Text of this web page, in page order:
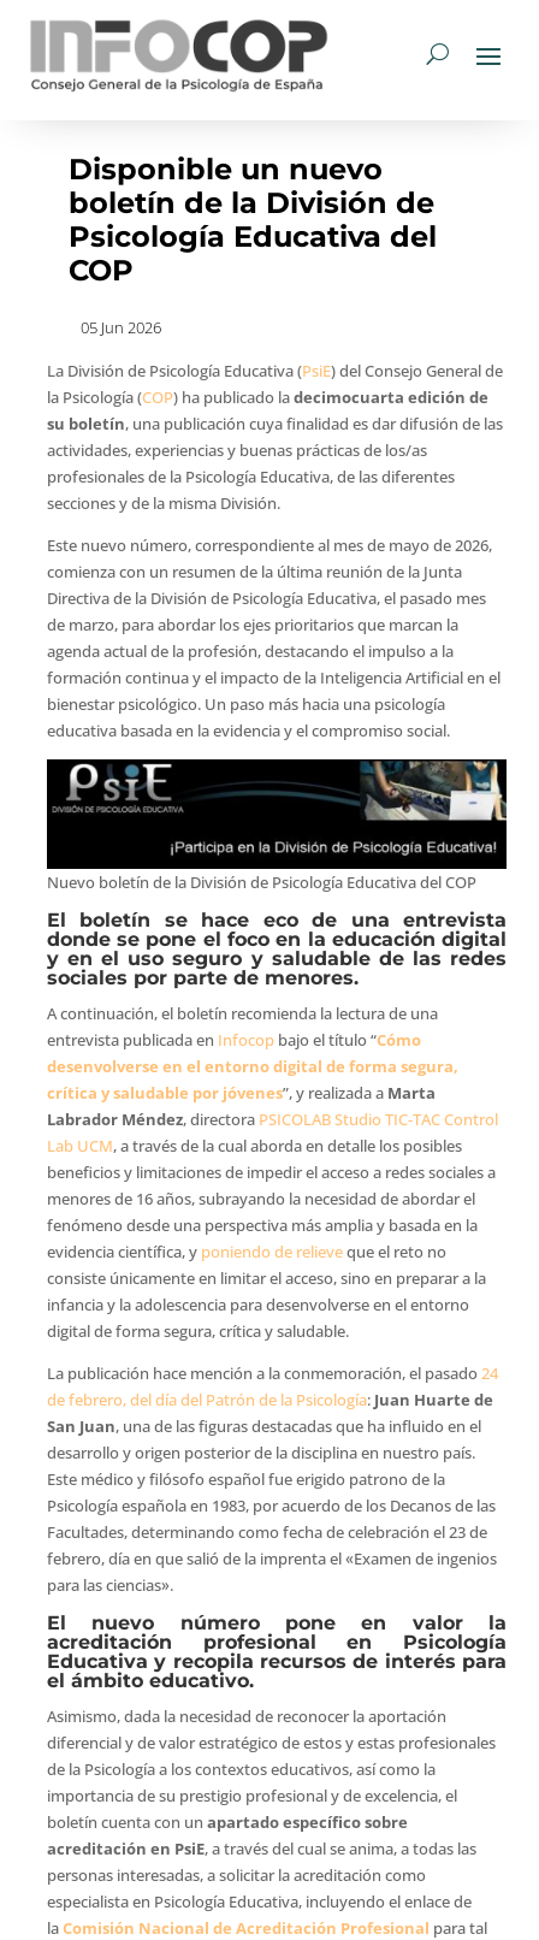
Disponible un nuevo
boletín de la División de
Psicología Educativa del
COP
05 Jun 2026
La División de Psicología Educativa (PsiE) del Consejo General de
la Psicología (COP) ha publicado ladecimocuarta edición de
su boletín, una publicación cuya finalidad es dar difusión de las
actividades, experiencias y buenas prácticas de los/as
profesionales de la Psicología Educativa, de las diferentes
secciones y de la misma División.
Este nuevo número, correspondiente al mes de mayo de 2026,
comienza con un resumen de la última reunión de la Junta
Directiva de la División de Psicología Educativa, el pasado mes
de marzo, para abordar los ejes prioritarios que marcan la
agenda actual de la profesión, destacando el impulso a la
formación continua y el impacto de la Inteligencia Artificial en el
bienestar psicológico. Un paso más hacia una psicología
educativa basada en la evidencia y el compromiso social.
Nuevo boletín de la División de Psicología Educativa del COP
El boletín se hace eco de una entrevista
donde se pone el foco en la educación digital
y en el uso seguro y saludable de las redes
sociales por parte de menores.
A continuación, el boletín recomienda la lectura de una
entrevista publicada en Infocopbajo el título “Cómo
desenvolverse en el entorno digital de forma segura,
crítica y saludable por jóvenes”, y realizada a Marta
Labrador Méndez, directora PSICOLAB Studio TIC-TAC Control
Lab UCM, a través de la cual aborda en detalle los posibles
beneficios y limitaciones de impedir el acceso a redes sociales a
menores de 16 años, subrayando la necesidad de abordar el
fenómeno desde una perspectiva más amplia y basada en la
evidencia científica, y poniendo de relieveque el reto no
consiste únicamente en limitar el acceso, sino en preparar a la
infancia y la adolescencia para desenvolverse en el entorno
digital de forma segura, crítica y saludable.
La publicación hace mención a la conmemoración, el pasado24
de febrero, del día del Patrón de la Psicología: Juan Huarte de
San Juan, una de las figuras destacadas que ha influido en el
desarrollo y origen posterior de la disciplina en nuestro país.
Este médico y filósofo español fue erigido patrono de la
Psicología española en 1983, por acuerdo de los Decanos de las
Facultades, determinando como fecha de celebración el 23 de
febrero, día en que salió de la imprenta el «Examen de ingenios
para las ciencias».
El nuevo número pone en valor la
acreditación profesional en Psicología
Educativa y recopila recursos de interés para
el ámbito educativo.
Asimismo, dada la necesidad de reconocer la aportación
diferencial y de valor estratégico de estos y estas profesionales
de la Psicología a los contextos educativos, así como la
importancia de su prestigio profesional y de excelencia, el
boletín cuenta con un apartado específico sobre
acreditación en PsiE, a través del cual se anima, a todas las
personas interesadas, a solicitar la acreditación como
especialista en Psicología Educativa, incluyendo el enlace de
laComisión Nacional de Acreditación Profesional para tal